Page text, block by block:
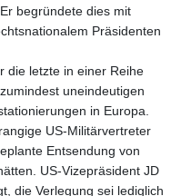
begründete dies mit
Präsidenten
die letzte in einer Reihe
uneindeutigen
in Europa.
US-Militärvertreter
Entsendung von
US-Vizepräsident JD
die Verlegung sei lediglich